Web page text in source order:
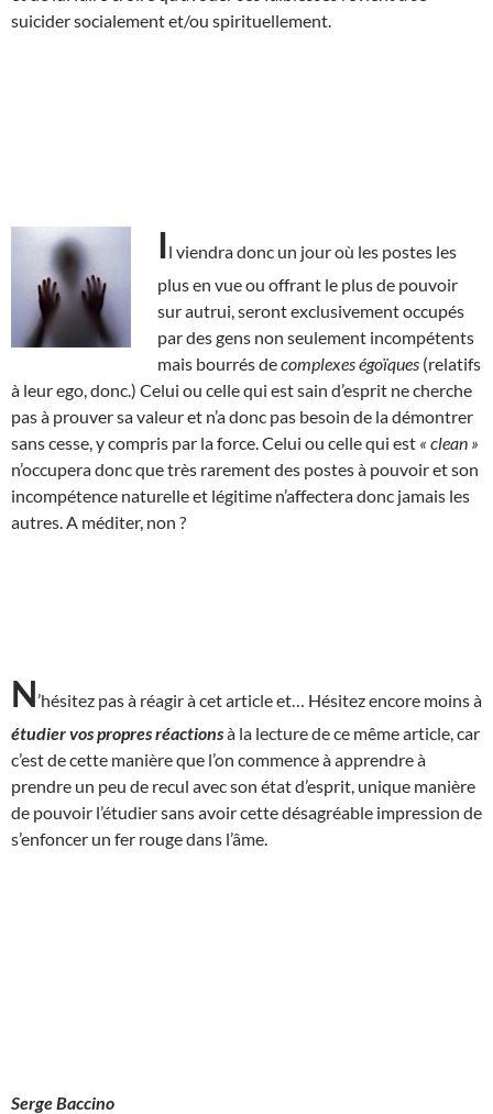
suicider socialement et/ou spirituellement.
Il viendra donc un jour où les postes les
plus en vue ou offrant le plus de pouvoir
sur autrui, seront exclusivement occupés
par des gens non seulement incompétents
mais bourrés decomplexes égoïques (relatifs
à leur ego, donc.) Celui ou celle qui est sain d’esprit ne cherche
pas à prouver sa valeur et n’a donc pas besoin de la démontrer
sans cesse, y compris par la force. Celui ou celle qui est « clean »
n’occupera donc que très rarement des postes à pouvoir et son
incompétence naturelle et légitime n’affectera donc jamais les
autres. A méditer, non ?
N’hésitez pas à réagir à cet article et… Hésitez encore moins à
étudier vos propres réactionsà la lecture de ce même article, car
c’est de cette manière que l’on commence à apprendre à
prendre un peu de recul avec son état d’esprit, unique manière
de pouvoir l’étudier sans avoir cette désagréable impression de
s’enfoncer un fer rouge dans l’âme.
Serge Baccino